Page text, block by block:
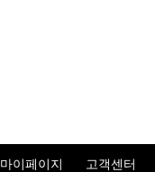
마이페이지 고객센터